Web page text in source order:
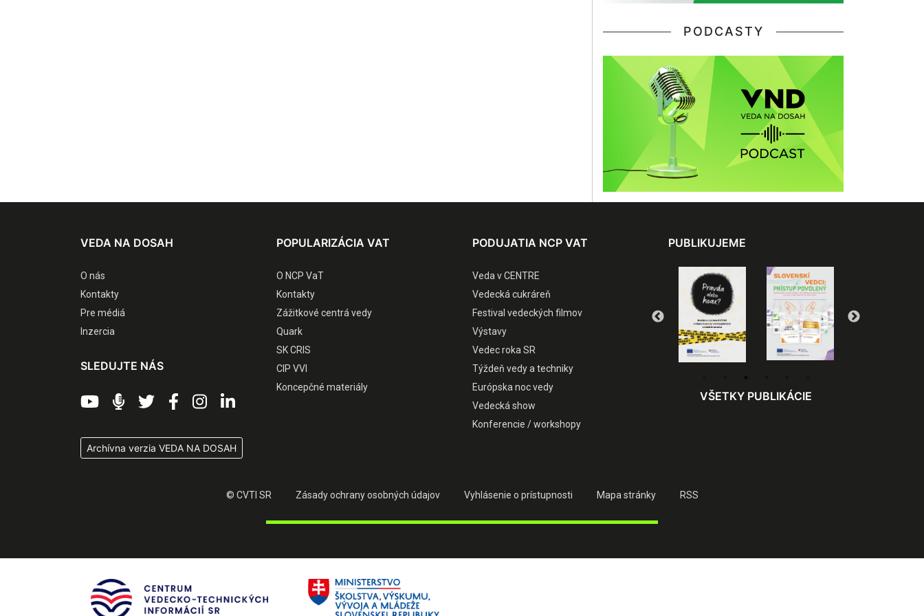
PODCASTY
VEDA NA DOSAH
O nás
Kontakty
Pre médiá
Inzercia
SLEDUJTE NÁS
Archívna verzia VEDA NA DOSAH
POPULARIZÁCIA VAT
O NCP VaT
Kontakty
Zážitkové centrá vedy
Quark
SK CRIS
CIP VVI
Koncepčné materiály
PODUJATIA NCP VAT
Veda v CENTRE
Vedecká cukráreň
Festival vedeckých filmov
Výstavy
Vedec roka SR
Týždeň vedy a techniky
Európska noc vedy
Vedecká show
Konferencie / workshopy
PUBLIKUJEME
VŠETKY PUBLIKÁCIE
© CVTI SR Zásady ochrany osobných údajov Vyhlásenie o prístupnosti Mapa stránky RSS